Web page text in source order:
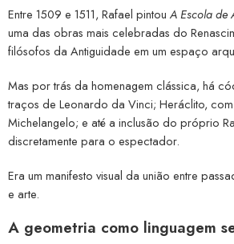
Entre 1509 e 1511, Rafael pintou A Escola de
uma das obras mais celebradas do
filósofos da Antiguidade em um espaço
Mas por trás da homenagem clássica, há
traços de Leonardo da Vinci; Heráclito,
Michelangelo; e até a inclusão do próprio
discretamente para o espectador.
Era um manifesto visual da união entre
e arte.
A geometria como linguagem